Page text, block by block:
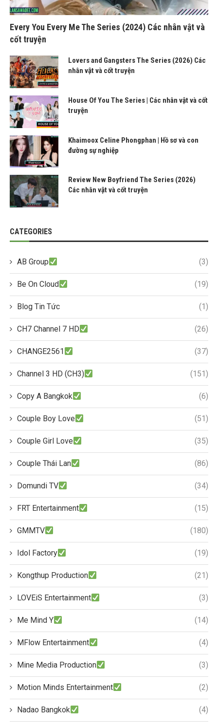
Every You Every Me The Series (2024) Các nhân vật và
cốt truyện
Lovers and Gangsters The Series (2026) Các
nhân vật và cốt truyện
House Of You The Series | Các nhân vật và cốt
truyện
Khaimoox Celine Phongphan | Hồ sơ và con
đường sự nghiệp
Review New Boyfriend The Series (2026)
Các nhân vật và cốt truyện
CATEGORIES
AB Group (3)
Be On Cloud (19)
Blog Tin Tức (1)
CH7 Channel 7 HD (26)
CHANGE2561 (37)
Channel 3 HD (CH3) (151)
Copy A Bangkok (6)
Couple Boy Love (51)
Couple Girl Love (35)
Couple Thái Lan (86)
Domundi TV (34)
FRT Entertainment (15)
GMMTV (180)
Idol Factory (19)
Kongthup Production (21)
LOVEiS Entertainment (3)
Me Mind Y (14)
MFlow Entertainment (4)
Mine Media Production (3)
Motion Minds Entertainment (2)
Nadao Bangkok (4)